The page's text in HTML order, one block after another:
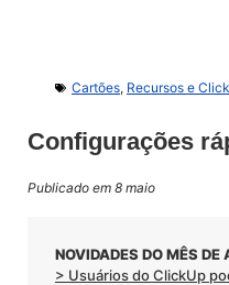
Cartões, Recursos e
Configurações
Publicado em 8 maio
NOVIDADES DO MÊS DE
> Usuários do ClickUp